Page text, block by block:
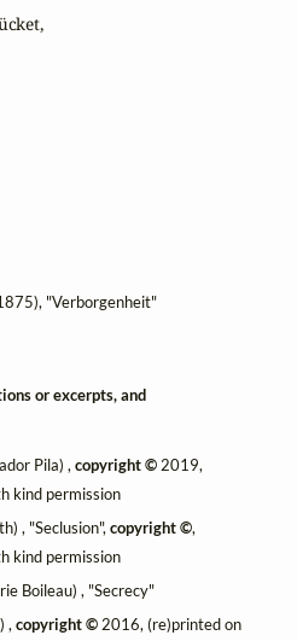
"Verborgenheit"
or excerpts, and
Pila) ,copyright © 2019,
kind permission
, "Seclusion",copyright ©,
kind permission
Boileau) , "Secrecy"
,copyright © 2016, (re)printed on